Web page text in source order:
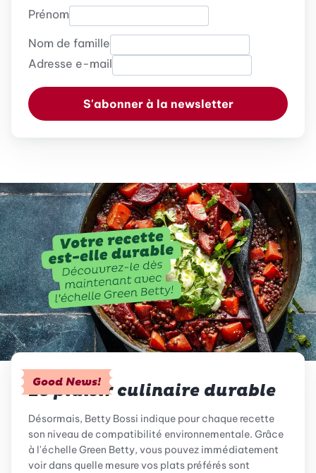
Prénom
Nom de famille
Adresse e-mail
S'abonner à la newsletter
Good News!
Le plaisir culinaire durable
Désormais, Betty Bossi indique pour chaque recette
son niveau de compatibilité environnementale. Grâce
à l'échelle Green Betty, vous pouvez immédiatement
voir dans quelle mesure vos plats préférés sont